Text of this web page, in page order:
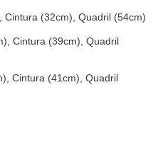
Cintura (32cm), Quadril (54cm)
Cintura (39cm), Quadril
Cintura (41cm), Quadril